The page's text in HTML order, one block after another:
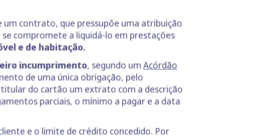
um contrato, que pressupõe uma atribuição
compromete a liquidá-lo em prestações
e de habitação.
incumprimento, segundo um Acórdão
de uma única obrigação, pelo
do cartão um extrato com a descrição
parciais, o mínimo a pagar e a data
e o limite de crédito concedido. Por